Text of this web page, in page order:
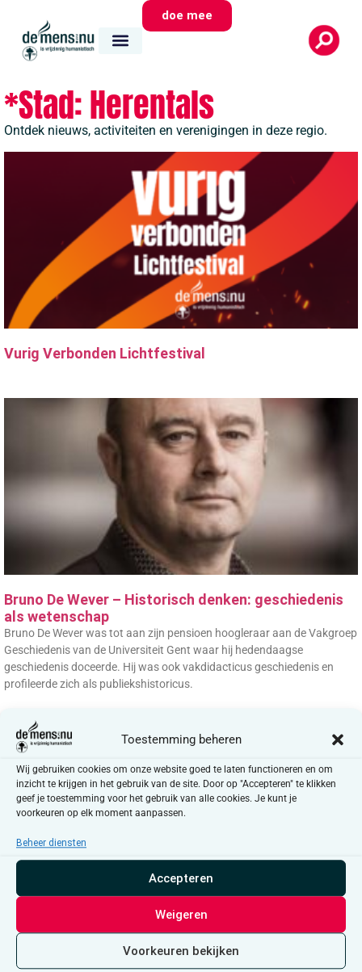
Toestemming beheren
Wij gebruiken cookies om onze website goed te laten functioneren en om
inzicht te krijgen in het gebruik van de site. Door op "Accepteren" te klikken
geef je toestemming voor het gebruik van alle cookies. Je kunt je
voorkeuren op elk moment aanpassen.
Beheer diensten
Accepteren
Weigeren
Voorkeuren bekijken
doe mee
*Stad: Herentals
Ontdek nieuws, activiteiten en verenigingen in deze regio.
Vurig Verbonden Lichtfestival
Bruno De Wever – Historisch denken: geschiedenis
als wetenschap
Bruno De Wever was tot aan zijn pensioen hoogleraar aan de Vakgroep
Geschiedenis van de Universiteit Gent waar hij hedendaagse
geschiedenis doceerde. Hij was ook vakdidacticus geschiedenis en
profileerde zich als publiekshistoricus.
Barbara Ceuleers – Doodgewoon
‘Als de tijd rijp is, wil ik euthanasie, dochter.’ Aan het woord is Jan, de
papa van Barbara, net na zijn Alzheimer-diagnose. Hij zag zijn moeder